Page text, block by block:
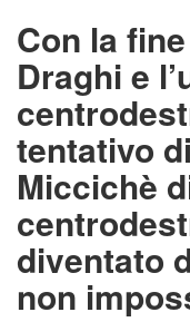
Con la
Draghi e
tentativo
Miccichè
diventato
non